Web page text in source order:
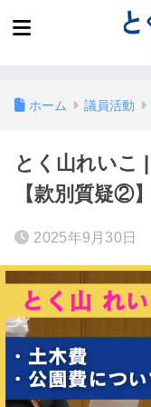
ホーム 議員活動
とく山れいこ
【款別質疑②】
2025年9月30日